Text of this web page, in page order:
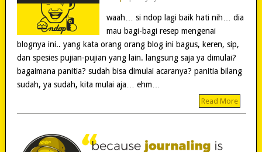
waah… si ndop lagi baik hati nih… dia
mau bagi-bagi resep mengenai
blognya ini.. yang kata orang orang blog ini bagus, keren, sip,
dan spesies pujian-pujian yang lain. langsung saja ya dimulai?
bagaimana panitia? sudah bisa dimulai acaranya? panitia bilang
sudah, ya sudah, kita mulai aja… ehm…
Read More